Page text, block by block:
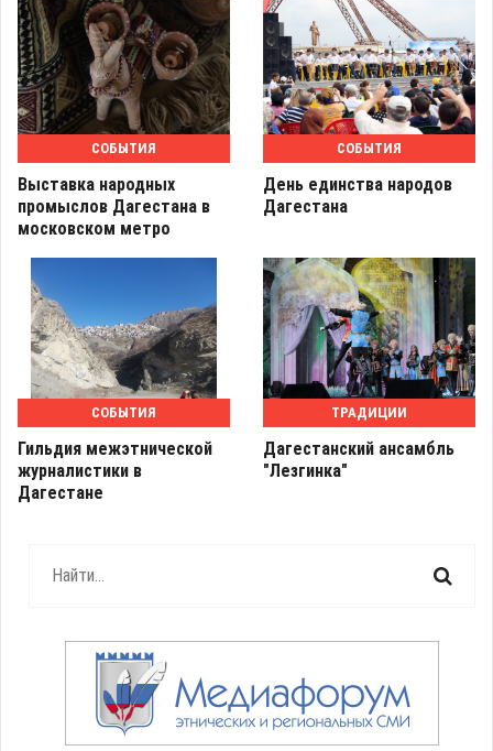
СОБЫТИЯ
Выставка народных
промыслов Дагестана в
московском метро
СОБЫТИЯ
День единства народов
Дагестана
СОБЫТИЯ
Гильдия межэтнической
журналистики в
Дагестане
ТРАДИЦИИ
Дагестанский ансамбль
"Лезгинка"